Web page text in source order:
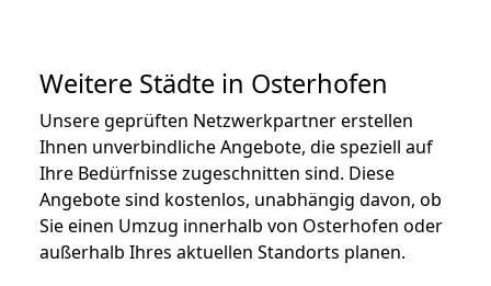
Weitere Städte in Osterhofen
Unsere geprüften Netzwerkpartner erstellen
Ihnen unverbindliche Angebote, die speziell auf
Ihre Bedürfnisse zugeschnitten sind. Diese
Angebote sind kostenlos, unabhängig davon, ob
Sie einen Umzug innerhalb von Osterhofen oder
außerhalb Ihres aktuellen Standorts planen.